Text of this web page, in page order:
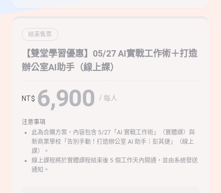
結束售票
【雙堂學習優惠】05/27 AI實戰工作術＋打造
辦公室AI助手（線上課）
NT$ 6,900 / 每人
注意事項
此為合購方案，內容包含 5/27「AI 實戰工作術」（實體課）與
新商業學校「告別手動！打造辦公室 AI 助手｜彭其捷」（線上
課）。
線上課程將於實體課程結束後 5 個工作天內開通，並由系統發送
通知。